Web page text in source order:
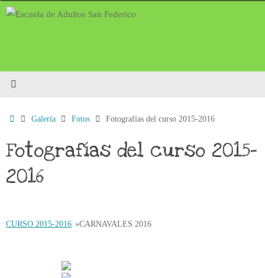
Saltar
InicioGalería Fotos Fotografías del curso 2015-2016
Fotografías del curso 2015-
2016
CURSO 2015-2016 »CARNAVALES 2016